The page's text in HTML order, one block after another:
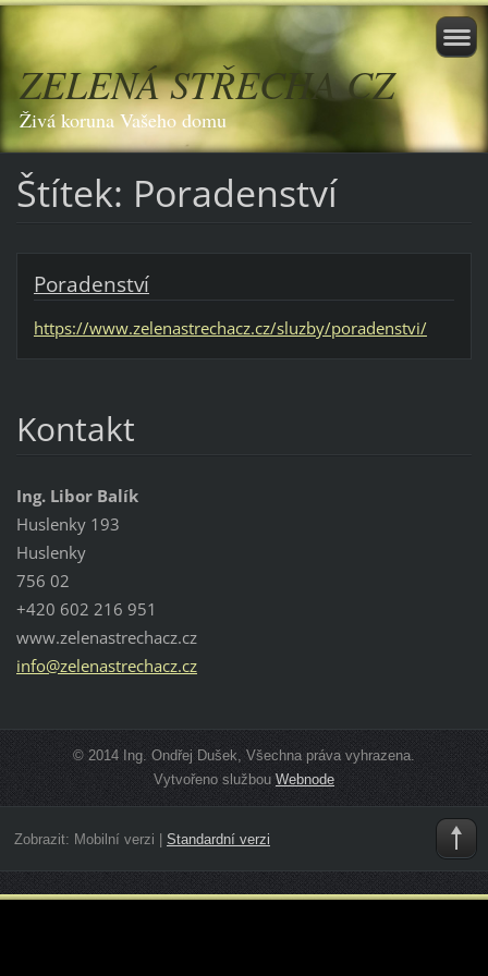
ZELENÁ STŘECHA CZ
Živá koruna Vašeho domu
Štítek: Poradenství
Poradenství
https://www.zelenastrechacz.cz/sluzby/poradenstvi/
Kontakt
Ing. Libor Balík
Huslenky 193
Huslenky
756 02
+420 602 216 951
www.zelenastrechacz.cz
info@zelenastrechacz.cz
© 2014 Ing. Ondřej Dušek, Všechna práva vyhrazena.
Vytvořeno službouWebnode
Zobrazit: Mobilní verzi Standardní verzi